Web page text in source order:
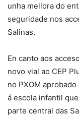
unha mellora do
seguridade nos
Salinas.
En canto aos
novo vial ao CEP
no PXOM
á escola infantil
parte central das